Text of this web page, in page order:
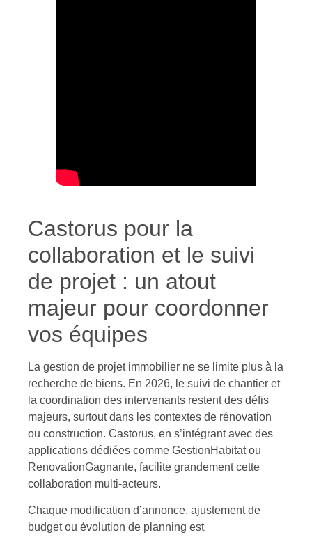
Castorus pour la
collaboration et le suivi
de projet : un atout
majeur pour coordonner
vos équipes
La gestion de projet immobilier ne se limite plus à la
recherche de biens. En 2026, le suivi de chantier et
la coordination des intervenants restent des défis
majeurs, surtout dans les contextes de rénovation
ou construction. Castorus, en s’intégrant avec des
applications dédiées comme GestionHabitat ou
RenovationGagnante, facilite grandement cette
collaboration multi-acteurs.
Chaque modification d’annonce, ajustement de
budget ou évolution de planning est